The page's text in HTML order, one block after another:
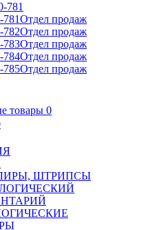
781
Отдел продаж
782Отдел продаж
783Отдел продаж
784Отдел продаж
785Отдел продаж
товары 0
ШТРИПСЫ